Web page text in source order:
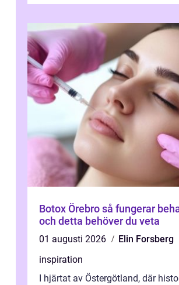
Botox Örebro så fungerar behandlingen
och detta behöver du veta
01 augusti 2026
Elin Forsberg
inspiration
I hjärtat av Östergötland, där